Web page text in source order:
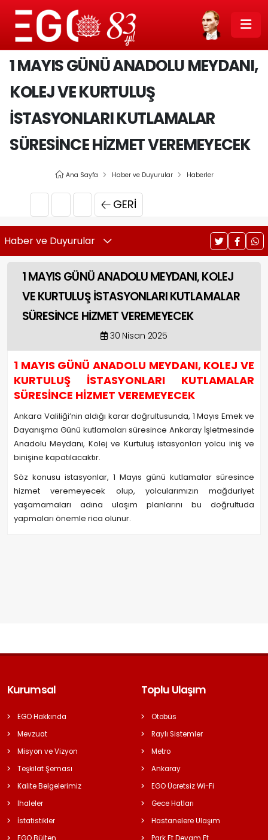
1 MAYIS GÜNÜ ANADOLU MEYDANI,
KOLEJ VE KURTULUŞ
İSTASYONLARI KUTLAMALAR
SÜRESİNCE HİZMET VEREMEYECEK
Ana Sayfa Haber ve Duyurular Haberler
GERI
Haber ve Duyurular
1 MAYIS GÜNÜ ANADOLU MEYDANI, KOLEJ
VE KURTULUŞ İSTASYONLARI KUTLAMALAR
SÜRESİNCE HİZMET VEREMEYECEK
30 Nisan 2025
1 MAYIS GÜNÜ ANADOLU MEYDANI, KOLEJ VE
KURTULUŞ İSTASYONLARI KUTLAMALAR
SÜRESİNCE HİZMET VEREMEYECEK
Ankara Valiliği’nin aldığı karar doğrultusunda, 1 Mayıs Emek ve
Dayanışma Günü kutlamaları süresince Ankaray İşletmesinde
Anadolu Meydanı, Kolej ve Kurtuluş istasyonları yolcu iniş ve
binişine kapatılacaktır.
Söz konusu istasyonlar, 1 Mayıs günü kutlamalar süresince
hizmet veremeyecek olup, yolcularımızın mağduriyet
yaşamamaları adına ulaşım planlarını bu doğrultuda
yapmaları önemle rica olunur.
Kurumsal
EGO Hakkında
Mevzuat
Misyon ve Vizyon
Teşkilat Şeması
Kalite Belgelerimiz
İhaleler
İstatistikler
Toplu Ulaşım
Otobüs
Raylı Sistemler
Metro
Ankaray
EGO Ücretsiz Wi-Fi
Gece Hatları
Hastanelere Ulaşım